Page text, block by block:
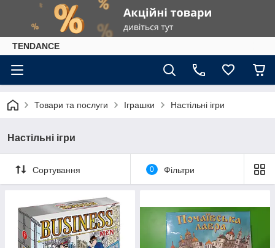
TENDANCE
Товари та послуги Іграшки Настільні ігри
Настільні ігри
Сортування 0 Фільтри